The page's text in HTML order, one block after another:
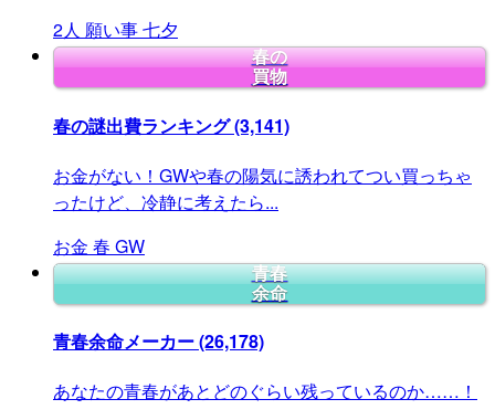
2人 願い事七夕
春の
買物
春の謎出費ランキング(3,141)
お金がない！GWや春の陽気に誘われてつい買っちゃ
ったけど、冷静に考えたら...
お金 春 GW
青春
余命
青春余命メーカー(26,178)
あなたの青春があとどのぐらい残っているのか……！